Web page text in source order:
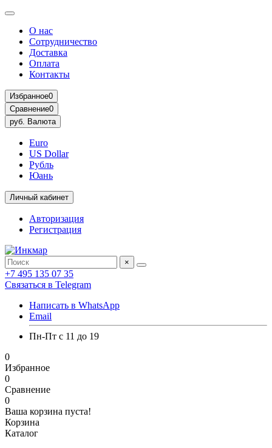
О нас
Сотрудничество
Доставка
Оплата
Контакты
Избранное0
Сравнение0
руб. Валюта
Euro
US Dollar
Рубль
Юань
Личный кабинет
Авторизация
Регистрация
×
+7 495 135 07 35
Связаться в Telegram
Написать в WhatsApp
Email
Пн-Пт с 11 до 19
0
Избранное
0
Сравнение
0
Ваша корзина пуста!
Корзина
Каталог